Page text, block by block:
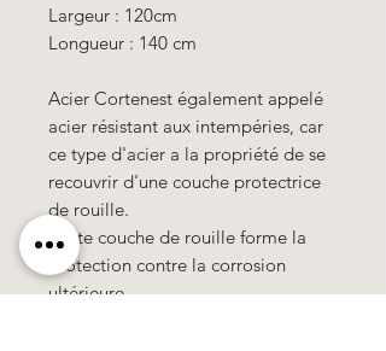
Largeur : 120cm
Longueur : 140 cm
Acier Cortenest également appelé
acier résistant aux intempéries, car
ce type d'acier a la propriété de se
recouvrir d'une couche protectrice
de rouille.
Cette couche de rouille forme la
protection contre la corrosion
ultérieure.